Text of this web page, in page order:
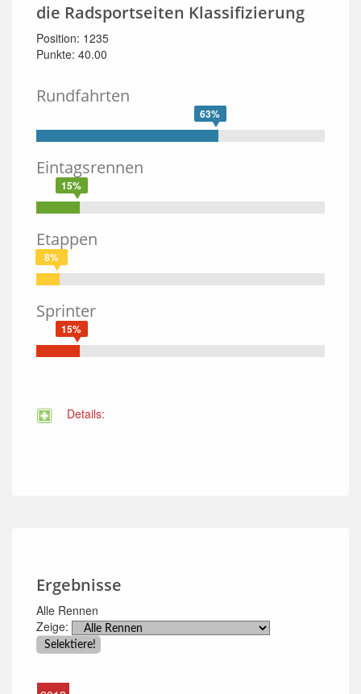
die Radsportseiten Klassifizierung
Position: 1235
Punkte: 40.00
Rundfahrten
63%
Eintagsrennen
15%
Etappen
8%
Sprinter
15%
Details:
Ergebnisse
Alle Rennen
Zeige: